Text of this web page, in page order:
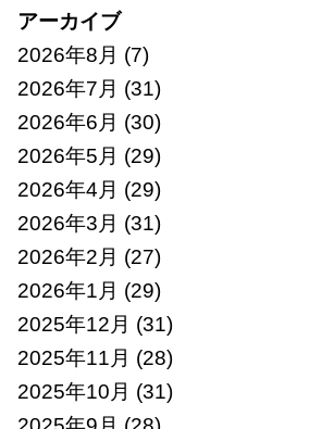
アーカイブ
2026年8月 (7)
2026年7月 (31)
2026年6月 (30)
2026年5月 (29)
2026年4月 (29)
2026年3月 (31)
2026年2月 (27)
2026年1月 (29)
2025年12月 (31)
2025年11月 (28)
2025年10月 (31)